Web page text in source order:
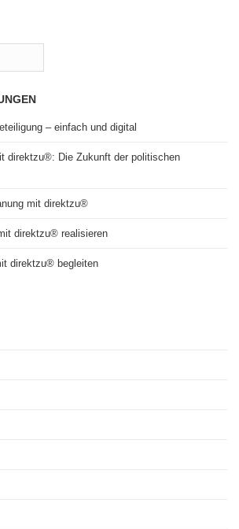
– einfach und digital
direktzu®: Die Zukunft der politischen
mit direktzu®
direktzu® realisieren
direktzu® begleiten